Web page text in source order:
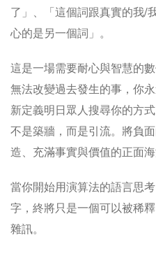
了」、「這個詞跟真實的我/
心的是另一個詞」。
這是一場需要耐心與智慧的
無法改變過去發生的事，你
新定義明日眾人搜尋你的方
不是築牆，而是引流。將負
造、充滿事實與價值的正面海
當你開始用演算法的語言思
字，終將只是一個可以被稀
雜訊。